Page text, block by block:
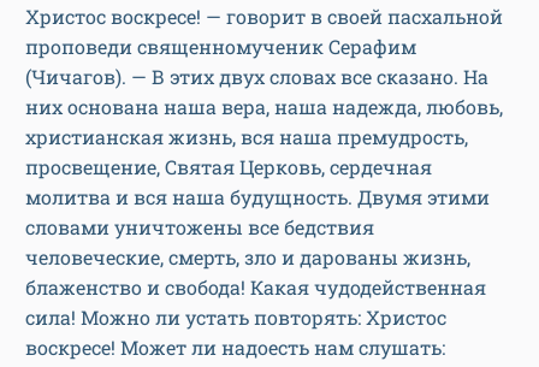
Христос воскресе! — говорит в своей пасхальной
проповеди священномученик Серафим
(Чичагов). — В этих двух словах все сказано. На
них основана наша вера, наша надежда, любовь,
христианская жизнь, вся наша премудрость,
просвещение, Святая Церковь, сердечная
молитва и вся наша будущность. Двумя этими
словами уничтожены все бедствия
человеческие, смерть, зло и дарованы жизнь,
блаженство и свобода! Какая чудодейственная
сила! Можно ли устать повторять: Христос
воскресе! Может ли надоесть нам слушать: